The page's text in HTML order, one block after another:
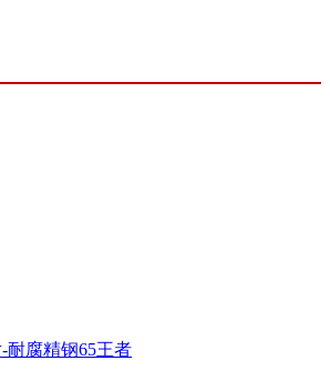
耐腐精钢65王者